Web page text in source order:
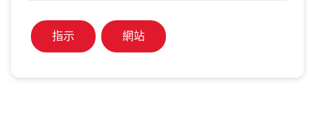
指示 網站